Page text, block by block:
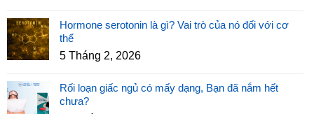
Hormone serotonin là gì? Vai trò của nó đối với cơ
thể
5 Tháng 2, 2026
Rối loạn giấc ngủ có mấy dạng, Bạn đã nắm hết
chưa?